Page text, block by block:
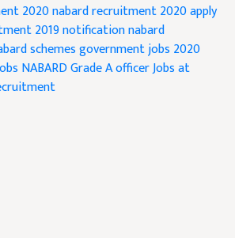
2020nabard recruitment 2020 apply
2019 notificationnabard
schemesgovernment jobs 2020
NABARD Grade A officerJobs at